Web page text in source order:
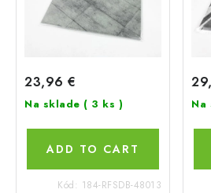
23,96 €
Na sklade ( 3 ks )
ADD TO CART
Kód: 184-RFSDB-48013
Na